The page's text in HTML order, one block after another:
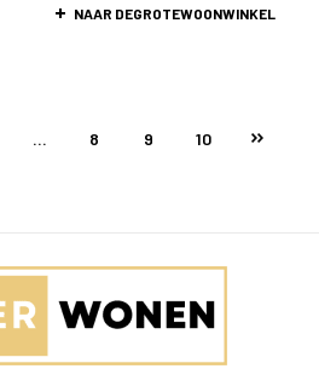
NAAR DEGROTEWOONWINKEL
… 8 9 10